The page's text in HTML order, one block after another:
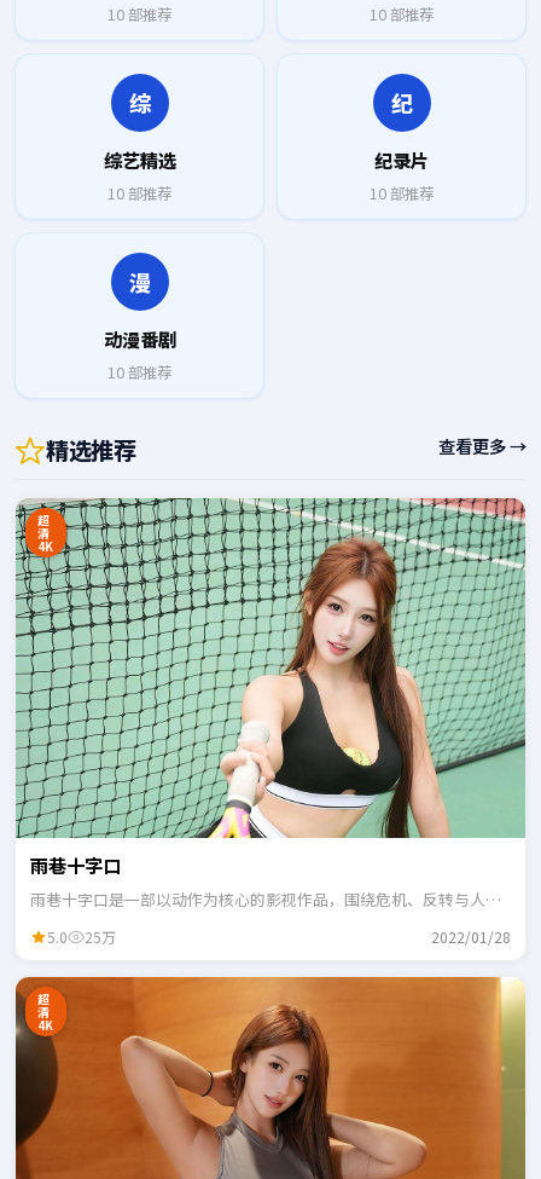
10部推荐 10部推荐
综
综艺精选
10部推荐
纪
纪录片
10部推荐
漫
动漫番剧
10部推荐
精选推荐 查看更多 →
超
清
4K
雨巷十字口
雨巷十字口是一部以动作为核心的影视作品，围绕危机、反转与人物
5.0 25万 2022/01/28
超
清
4K